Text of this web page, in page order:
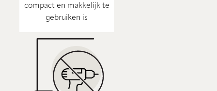
compact en makkelijk te
gebruiken is